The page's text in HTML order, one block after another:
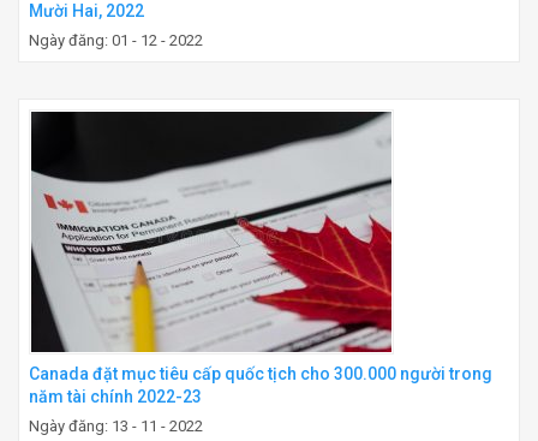
Mười Hai, 2022
Ngày đăng: 01 - 12 - 2022
Canada đặt mục tiêu cấp quốc tịch cho 300.000 người trong
năm tài chính 2022-23
Ngày đăng: 13 - 11 - 2022